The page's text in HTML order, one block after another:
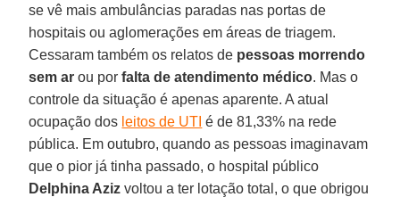
se vê mais ambulâncias paradas nas portas de
hospitais ou aglomerações em áreas de triagem.
Cessaram também os relatos de pessoas morrendo
sem ar ou porfalta de atendimento médico. Mas o
controle da situação é apenas aparente. A atual
ocupação dos leitos de UTI é de 81,33% na rede
pública. Em outubro, quando as pessoas imaginavam
que o pior já tinha passado, o hospital público
Delphina Aziz voltou a ter lotação total, o que obrigou